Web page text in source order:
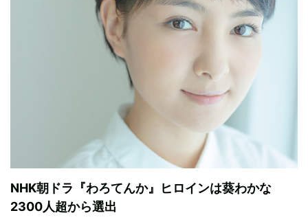
NHK朝ドラ『わろてんか』ヒロインは葵わかな
2300人超から選出